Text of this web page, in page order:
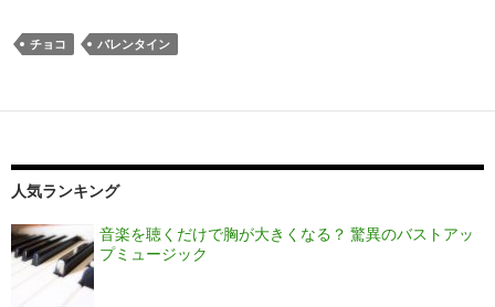
チョコ バレンタイン
人気ランキング
音楽を聴くだけで胸が大きくなる？ 驚異のバストアッ
プミュージック